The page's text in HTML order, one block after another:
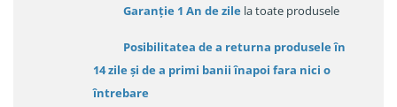
Garanție 1 An de zile la toate produsele
Posibilitatea de a returna produsele în
14 zileși de a primi banii înapoi fara nici o
întrebare